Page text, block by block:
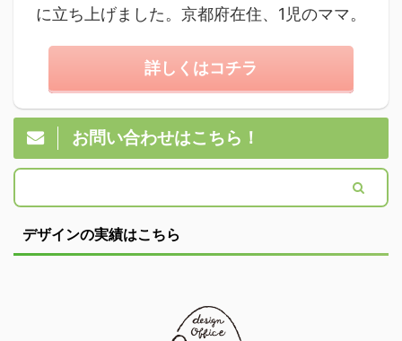
に立ち上げました。京都府在住、1児のママ。
詳しくはコチラ
お問い合わせはこちら！
デザインの実績はこちら